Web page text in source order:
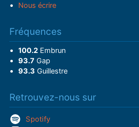
Nous écrire
Fréquences
100.2Embrun
93.7 Gap
93.3 Guillestre
Retrouvez-nous sur
Spotify